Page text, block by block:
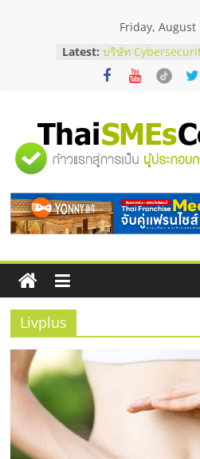
Friday, August
Latest: บริษัท
วิธีเลือกผู้ให้บริการ
โจทย์ธุรกิจ
สัมมนาออนไลน์ โอ
บริการน้ำมัน Shell
สัมมนาลงทุน แฟร
ไชส์ ครั้งที่ 8
ร้านเครื่องเสียงคุณ
โซลูชันระบบภาพแ
"ศูนย์
รวม
ข้อมูล
ธุรกิจ
SME
แห่ง
ประเทศไท
Livplus